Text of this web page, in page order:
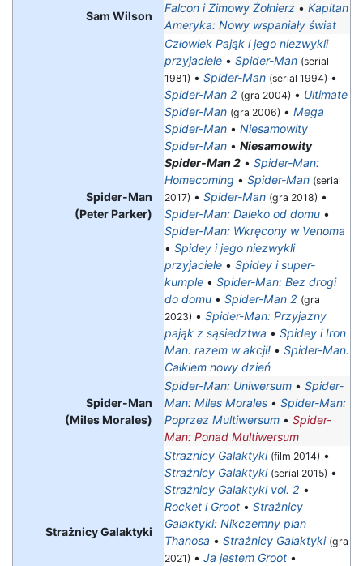
Sam Wilson
Falcon i Zimowy Żołnierz • Kapitan
Ameryka: Nowy wspaniały świat
Spider-Man
(Peter Parker)
Człowiek Pająk i jego niezwykli
przyjaciele • Spider-Man (serial
1981) • Spider-Man (serial 1994) •
Spider-Man 2 (gra 2004) • Ultimate
Spider-Man (gra 2006) • Mega
Spider-Man • Niesamowity
Spider-Man • Niesamowity
Spider-Man 2 • Spider-Man:
Homecoming • Spider-Man (serial
2017) • Spider-Man (gra 2018) •
Spider-Man: Daleko od domu •
Spider-Man: Wkręcony w Venoma
• Spidey i jego niezwykli
przyjaciele • Spidey i super-
kumple • Spider-Man: Bez drogi
do domu • Spider-Man 2 (gra
2023) • Spider-Man: Przyjazny
pająk z sąsiedztwa • Spidey i Iron
Man: razem w akcji! • Spider-Man:
Całkiem nowy dzień
Spider-Man
(Miles Morales)
Spider-Man: Uniwersum • Spider-
Man: Miles Morales • Spider-Man:
Poprzez Multiwersum • Spider-
Man: Ponad Multiwersum
Strażnicy Galaktyki
Strażnicy Galaktyki (film 2014) •
Strażnicy Galaktyki (serial 2015) •
Strażnicy Galaktyki vol. 2 •
Rocket i Groot • Strażnicy
Galaktyki: Nikczemny plan
Thanosa • Strażnicy Galaktyki (gra
2021) • Ja jestem Groot •